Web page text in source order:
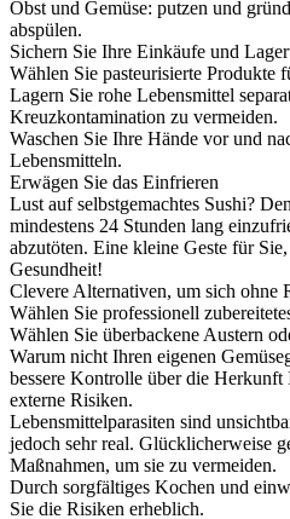
Obst und Gemüse: putzen und
abspülen.
Sichern Sie Ihre Einkäufe und
Wählen Sie pasteurisierte Produkte
Lagern Sie rohe Lebensmittel
Kreuzkontamination zu vermeiden.
Waschen Sie Ihre Hände vor und
Lebensmitteln.
Erwägen Sie das Einfrieren
Lust auf selbstgemachtes Sushi?
mindestens 24 Stunden lang
abzutöten. Eine kleine Geste für
Gesundheit!
Clevere Alternativen, um sich ohne
Wählen Sie professionell
Wählen Sie überbackene Austern
Warum nicht Ihren eigenen
bessere Kontrolle über die Herkunft
externe Risiken.
Lebensmittelparasiten sind
jedoch sehr real. Glücklicherweise
Maßnahmen, um sie zu vermeiden.
Durch sorgfältiges Kochen und
Sie die Risiken erheblich.